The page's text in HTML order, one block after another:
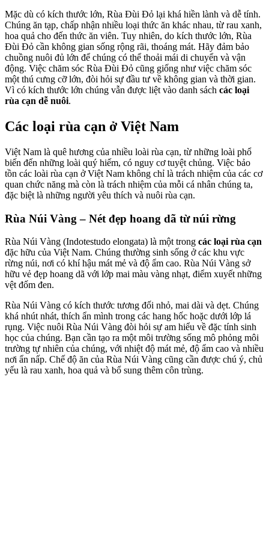
Mặc dù có kích thước lớn, Rùa Đùi Đỏ lại khá hiền lành và dễ tính.
Chúng ăn tạp, chấp nhận nhiều loại thức ăn khác nhau, từ rau xanh,
hoa quả cho đến thức ăn viên. Tuy nhiên, do kích thước lớn, Rùa
Đùi Đỏ cần không gian sống rộng rãi, thoáng mát. Hãy đảm bảo
chuồng nuôi đủ lớn để chúng có thể thoải mái di chuyển và vận
động. Việc chăm sóc Rùa Đùi Đỏ cũng giống như việc chăm sóc
một thú cưng cỡ lớn, đòi hỏi sự đầu tư về không gian và thời gian.
Vì có kích thước lớn chúng vẫn được liệt vào danh sách các loại
rùa cạn dễ nuôi.
Các loại rùa cạn ở Việt Nam
Việt Nam là quê hương của nhiều loài rùa cạn, từ những loài phổ
biến đến những loài quý hiếm, có nguy cơ tuyệt chủng. Việc bảo
tồn các loài rùa cạn ở Việt Nam không chỉ là trách nhiệm của các cơ
quan chức năng mà còn là trách nhiệm của mỗi cá nhân chúng ta,
đặc biệt là những người yêu thích và nuôi rùa cạn.
Rùa Núi Vàng – Nét đẹp hoang dã từ núi rừng
Rùa Núi Vàng (Indotestudo elongata) là một trong các loại rùa cạn
đặc hữu của Việt Nam. Chúng thường sinh sống ở các khu vực
rừng núi, nơi có khí hậu mát mẻ và độ ẩm cao. Rùa Núi Vàng sở
hữu vẻ đẹp hoang dã với lớp mai màu vàng nhạt, điểm xuyết những
vệt đốm đen.
Rùa Núi Vàng có kích thước tương đối nhỏ, mai dài và dẹt. Chúng
khá nhút nhát, thích ẩn mình trong các hang hốc hoặc dưới lớp lá
rụng. Việc nuôi Rùa Núi Vàng đòi hỏi sự am hiểu về đặc tính sinh
học của chúng. Bạn cần tạo ra một môi trường sống mô phỏng môi
trường tự nhiên của chúng, với nhiệt độ mát mẻ, độ ẩm cao và nhiều
nơi ẩn nấp. Chế độ ăn của Rùa Núi Vàng cũng cần được chú ý, chủ
yếu là rau xanh, hoa quả và bổ sung thêm côn trùng.